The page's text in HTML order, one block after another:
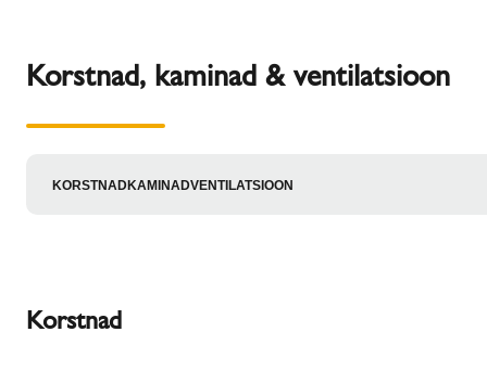
Korstnad, kaminad & ventilatsioon
KORSTNADKAMINADVENTILATSIOON
Korstnad